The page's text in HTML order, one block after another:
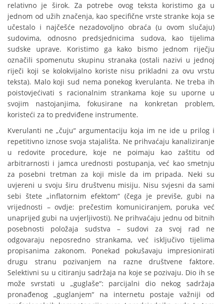
relativno je širok. Za potrebe ovog teksta koristimo ga u
jednom od užih značenja, kao specifične vrste stranke koja se
učestalo i najčešće nezadovoljno obraća (u ovom slučaju)
sudovima, odnosno predsjednicima sudova, kao tijelima
sudske uprave. Koristimo ga kako bismo jednom riječju
označili spomenutu skupinu stranaka (ostali nazivi u jednoj
riječi koji se kolokvijalno koriste nisu prikladni za ovu vrstu
teksta). Malo koji sud nema ponekog kverulanta. Ne treba ih
poistovjećivati s racionalnim strankama koje su uporne u
svojim nastojanjima, fokusirane na konkretan problem,
koristeći za to predviđene instrumente.
Kverulanti ne „čuju“ argumentaciju koja im ne ide u prilog i
repetitivno iznose svoja stajališta. Ne prihvaćaju kanaliziranje
u redovite procedure, koje ne poimaju kao zaštitu od
arbitrarnosti i jamca urednosti postupanja, već kao smetnju
za posebni tretman za koji misle da im pripada. Neki su
uvjereni u svoju širu društvenu misiju. Nisu svjesni da sami
sebi štete „inflatornim efektom“ (čega je previše, gubi na
vrijednosti – ovdje: prečestim komuniciranjem, poruka već
unaprijed gubi na uvjerljivosti). Ne prihvaćaju jednu od bitnih
posebnosti položaja sudstva – sudovi za svoj rad ne
odgovaraju neposredno strankama, već isključivo tijelima
propisanima zakonom. Ponekad pokušavaju impresionirati
drugu stranu pozivanjem na razne društvene faktore.
Selektivni su u citiranju sadržaja na koje se pozivaju. Dio ih se
može svrstati u „guglaše“: parcijalni dio nekog sadržaja
pronađenog „guglanjem“ na internetu postaje važniji od